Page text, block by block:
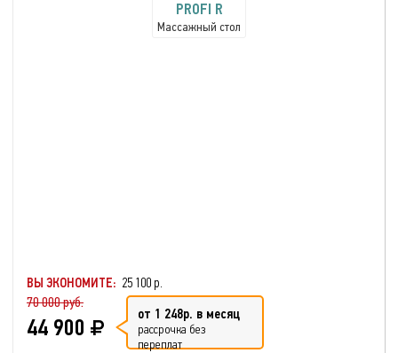
PROFI R
Массажный стол
ВЫ ЭКОНОМИТЕ: 25 100 р.
70 000 руб.
44 900 от 1 248р. в месяц
рассрочка без
переплат